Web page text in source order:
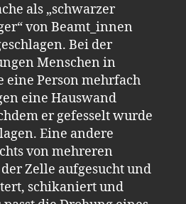
als „schwarzer
von Beamt_innen
Bei der
Menschen in
Person mehrfach
eine Hauswand
er gefesselt wurde
Eine andere
von mehreren
Zelle aufgesucht und
schikaniert und